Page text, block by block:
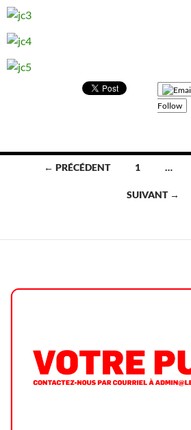
Follow
Navigation
← PRÉCÉDENT 1 …
SUIVANT →